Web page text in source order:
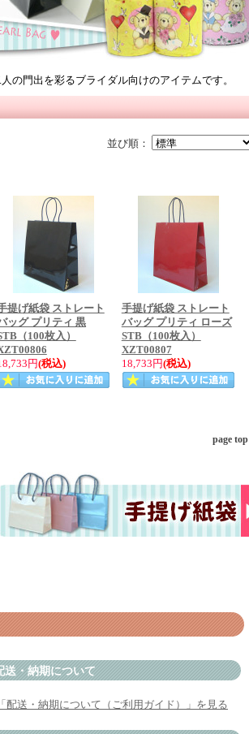
の門出を彩るブライダル向けのアイテムです。
並び順：
提げ紙袋 ストレート
ッグ プリティ 黒
（100枚入）
円(税込)
手提げ紙袋 ストレート
バッグ プリティ ローズ
STB（100枚入）
XZT00807
18,733円(税込)
page top
送・納期について
配送・納期について（ご利用ガイド）」を見る